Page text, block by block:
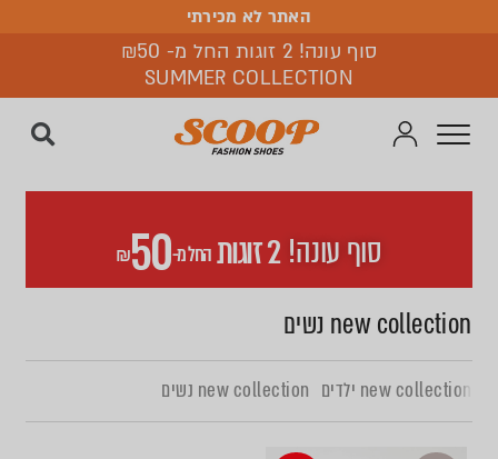
האתר לא מכירתי
האתר לא מכירתי
סוף עונה! 2 זוגות החל מ- ₪50
SUMMER COLLECTION
סוף עונה! 2 זוגות החל מ-50
₪
new collection נשים
new collection ילדים new collection נשים